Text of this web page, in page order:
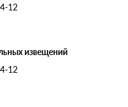
12
извещений
12